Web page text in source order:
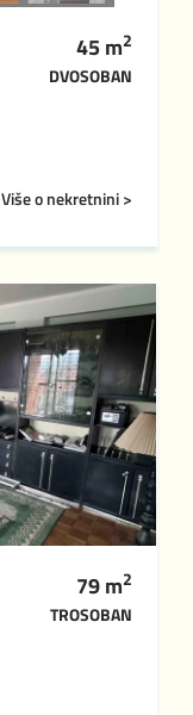
45m2
DVOSOBAN
Više o nekretnini >
79m2
TROSOBAN